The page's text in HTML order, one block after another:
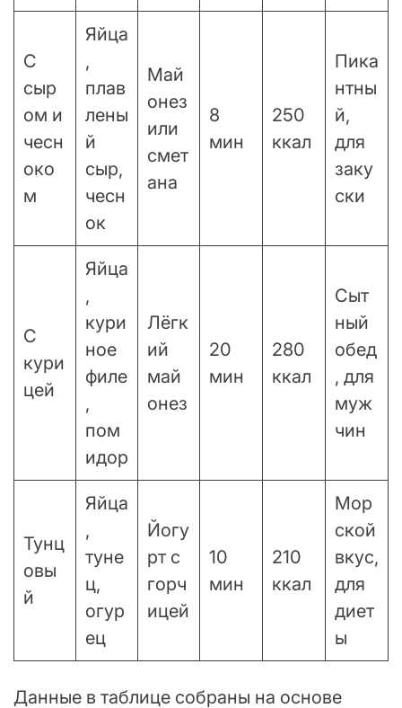
С
сыр
ом и
чесн
око
м
Яйца
,
плав
лены
й
сыр,
чесн
ок
Май
онез
или
смет
ана
8
мин
250
ккал
Пика
нтны
й,
для
заку
ски
С
кури
цей
Яйца
,
кури
ное
филе
,
пом
идор
Лёгк
ий
май
онез
20
мин
280
ккал
Сыт
ный
обед
, для
муж
чин
Тунц
овы
й
Яйца
,
туне
ц,
огур
ец
Йогу
рт с
горч
ицей
10
мин
210
ккал
Мор
ской
вкус,
для
диет
ы
Данные в таблице собраны на основе